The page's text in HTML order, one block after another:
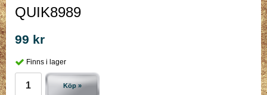
QUIK8989
99 kr
Finns i lager
Köp »